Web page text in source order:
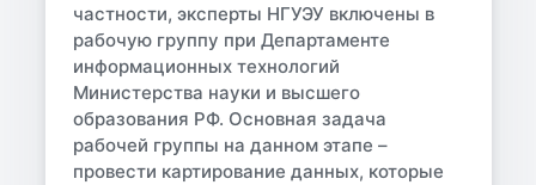
частности, эксперты НГУЭУ включены в
рабочую группу при Департаменте
информационных технологий
Министерства науки и высшего
образования РФ. Основная задача
рабочей группы на данном этапе –
провести картирование данных, которые